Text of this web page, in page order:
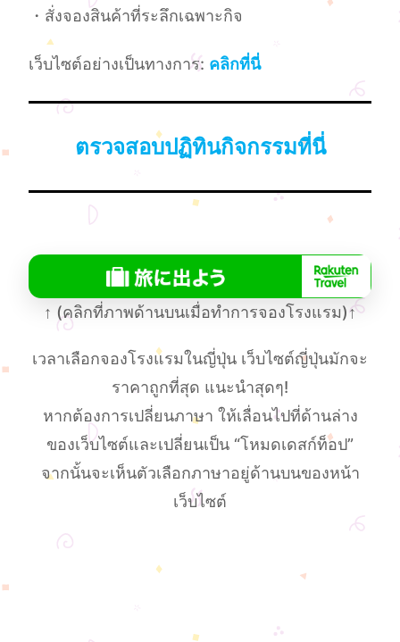
・สั่งจองสินค้าที่ระลึกเฉพาะกิจ
เว็บไซต์อย่างเป็นทางการ: คลิกที่นี่
ตรวจสอบปฏิทินกิจกรรมที่นี่
↑ (คลิกที่ภาพด้านบนเมื่อทําการจองโรงแรม)↑
เวลาเลือกจองโรงแรมในญี่ปุ่น เว็บไซต์ญี่ปุ่นมักจะ
ราคาถูกที่สุด แนะนำสุดๆ!
หากต้องการเปลี่ยนภาษา ให้เลื่อนไปที่ด้านล่าง
ของเว็บไซต์และเปลี่ยนเป็น “โหมดเดสก์ท็อป”
จากนั้นจะเห็นตัวเลือกภาษาอยู่ด้านบนของหน้า
เว็บไซต์